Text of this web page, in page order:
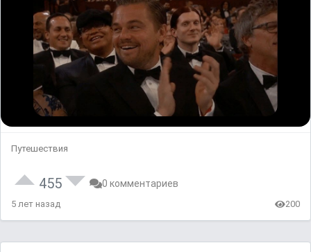
Путешествия
455 0 комментариев
5 лет назад 200